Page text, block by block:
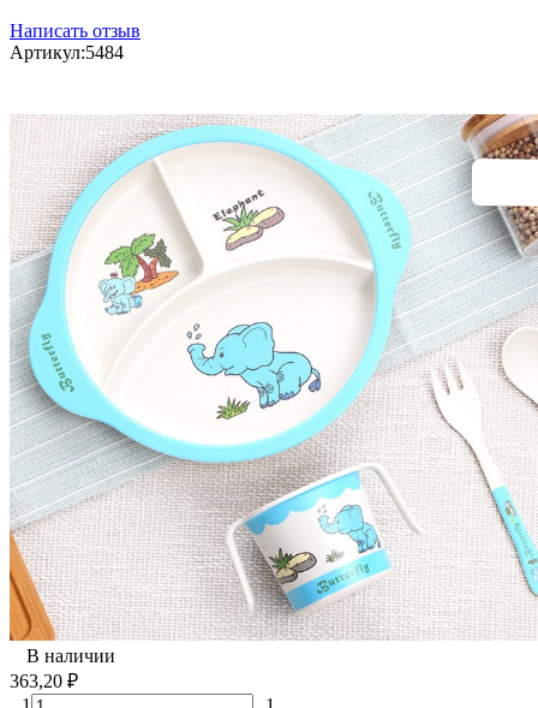
Написать отзыв
Артикул:5484
В наличии
363,20 ₽